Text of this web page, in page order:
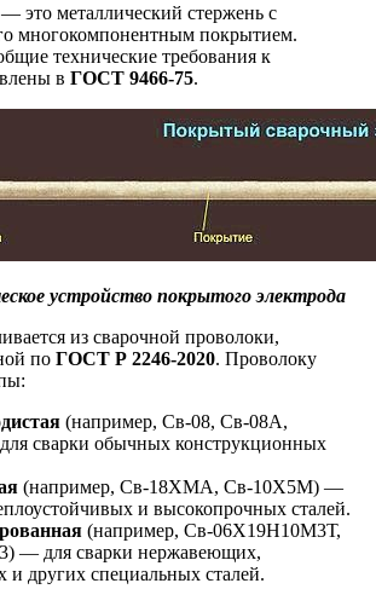
это металлический стержень с
многокомпонентным покрытием.
технические требования к
в ГОСТ 9466-75.
устройство покрытого электрода
из сварочной проволоки,
по ГОСТ Р 2246-2020. Проволоку
(например, Св-08, Св-08А,
сварки обычных конструкционных
(например, Св-18ХМА, Св-10Х5М) —
и высокопрочных сталей.
(например, Св-06Х19Н10М3Т,
— для сварки нержавеющих,
и других специальных сталей.